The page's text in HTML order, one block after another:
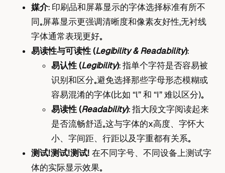
媒介： 印刷品和屏幕显示的字体选择标准有所不
同。屏幕显示更强调清晰度和像素友好性，无衬线
字体通常表现更好。
易读性与可读性 (Legibility & Readability)：
易认性 (Legibility)： 指单个字符是否容易被
识别和区分。避免选择那些字母形态模糊或
容易混淆的字体（比如 “l” 和 “I” 难以区分）。
易读性 (Readability)： 指大段文字阅读起来
是否流畅舒适。这与字体的x高度、字怀大
小、字间距、行距以及字重都有关系。
测试！测试！测试！ 在不同字号、不同设备上测试字
体的实际显示效果。